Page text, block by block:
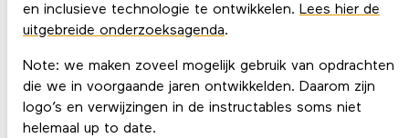
en inclusieve technologie te ontwikkelen. Lees hier de
uitgebreide onderzoeksagenda.
Note: we maken zoveel mogelijk gebruik van opdrachten
die we in voorgaande jaren ontwikkelden. Daarom zijn
logo’s en verwijzingen in de instructables soms niet
helemaal up to date.